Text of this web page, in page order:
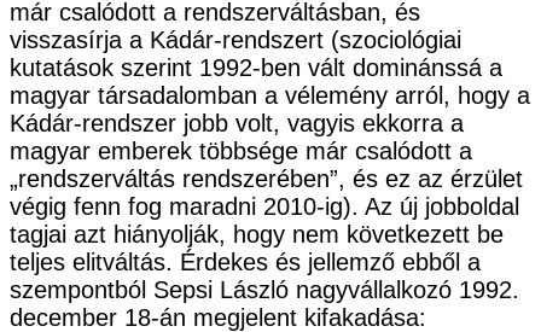
már csalódott a rendszerváltásban, és
visszasírja a Kádár-rendszert (szociológiai
kutatások szerint 1992-ben vált dominánssá a
magyar társadalomban a vélemény arról, hogy a
Kádár-rendszer jobb volt, vagyis ekkorra a
magyar emberek többsége már csalódott a
„rendszerváltás rendszerében”, és ez az érzület
végig fenn fog maradni 2010-ig). Az új jobboldal
tagjai azt hiányolják, hogy nem következett be
teljes elitváltás. Érdekes és jellemző ebből a
szempontból Sepsi László nagyvállalkozó 1992.
december 18-án megjelent kifakadása: